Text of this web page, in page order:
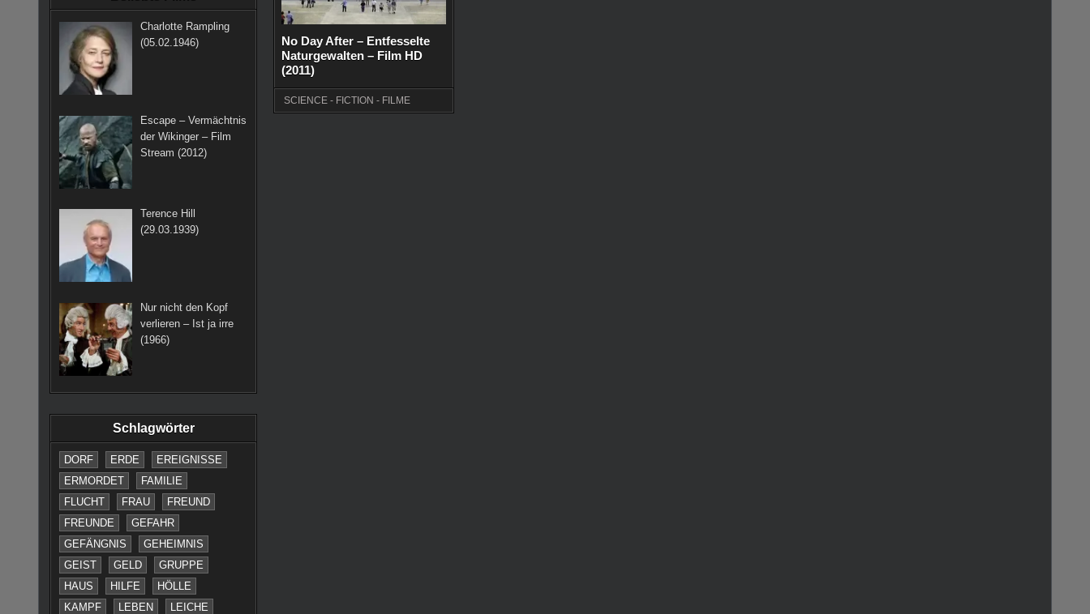
a
s
t
Charlotte Rampling
(05.02.1946)
Escape – Vermächtnis
der Wikinger – Film
Stream (2012)
Terence Hill
(29.03.1939)
Nur nicht den Kopf
verlieren – Ist ja irre
(1966)
Schlagwörter
DORF ERDE
EREIGNISSE
ERMORDET
FAMILIE
FLUCHT
FRAU
FREUND
FREUNDE
GEFAHR
GEFÄNGNIS
GEHEIMNIS
GEIST
GELD
GRUPPE
HAUS
HILFE
HÖLLE
KAMPF
LEBEN
LEICHE
No Day After – Entfesselte
Naturgewalten – Film HD
(2011)
SCIENCE - FICTION - FILME